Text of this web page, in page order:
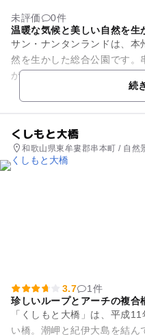
未評価
0件
温暖な気候と美しい自然を生
サン・ナンタンランドは、本
然を生かした総合公園です。
が開けて風通しも良好という
スコートは人工芝（砂入り）
続
くしもと大橋
和歌山県東牟婁郡串本町 / 自然
3.7
1件
珍しいループとアーチの複合
「くしもと大橋」は、平成
い橋。潮岬と紀伊大島を結ん